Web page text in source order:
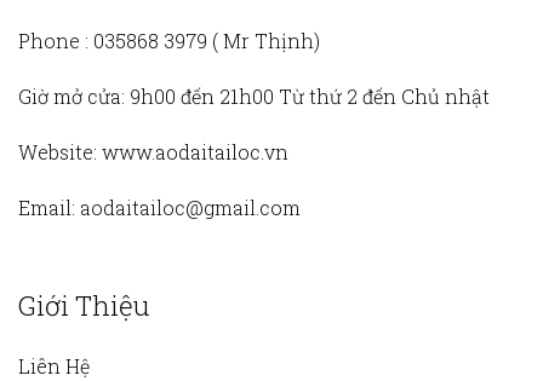
Phone : 035868 3979 (Mr Thịnh)
Giờ mở cửa: 9h00 đến 21h00 Từ thứ 2 đến Chủ nhật
Website: www.aodaitailoc.vn
Email: aodaitailoc@gmail.com
Giới Thiệu
Liên Hệ